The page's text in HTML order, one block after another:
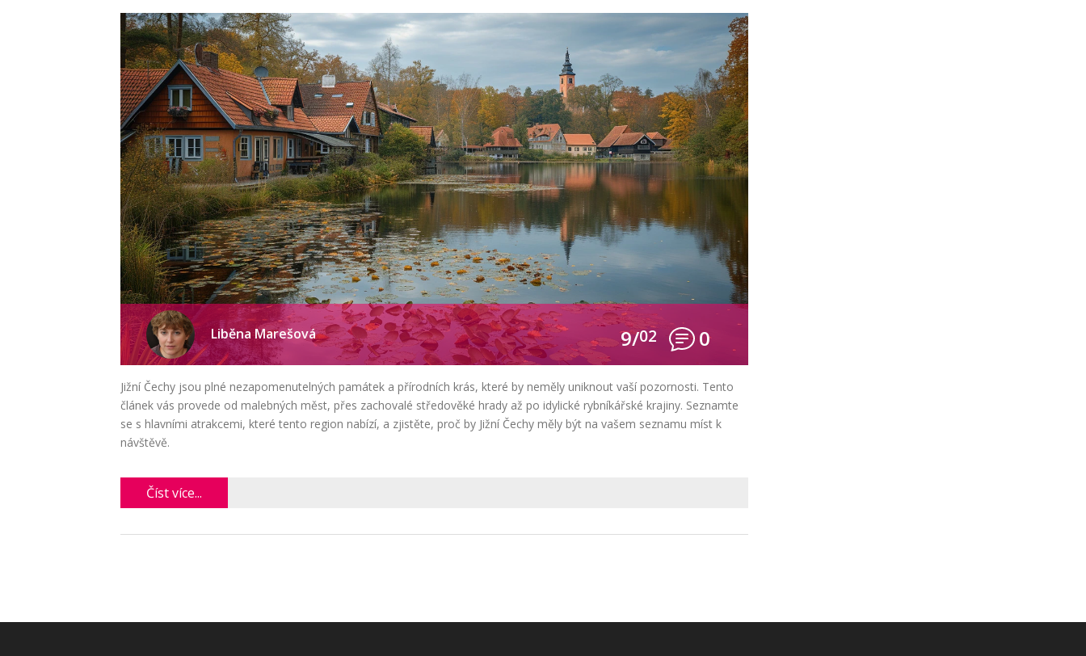
Liběna Marešová 9/02 0
Jižní Čechy jsou plné nezapomenutelných památek a přírodních krás, které by neměly uniknout vaší pozornosti. Tento
článek vás provede od malebných měst, přes zachovalé středověké hrady až po idylické rybníkářské krajiny. Seznamte
se s hlavními atrakcemi, které tento region nabízí, a zjistěte, proč by Jižní Čechy měly být na vašem seznamu míst k
návštěvě.
Číst více...